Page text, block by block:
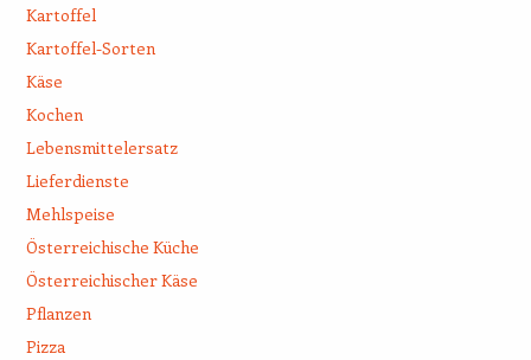
Kartoffel
Kartoffel-Sorten
Käse
Kochen
Lebensmittelersatz
Lieferdienste
Mehlspeise
Österreichische Küche
Österreichischer Käse
Pflanzen
Pizza